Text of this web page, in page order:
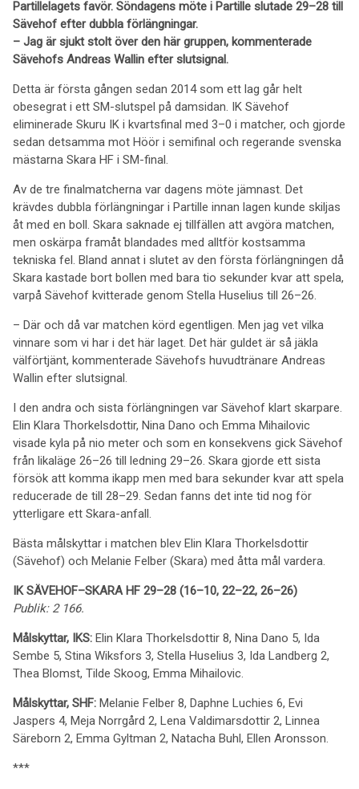
Partillelagets favör. Söndagens möte i Partille slutade 29–28 till
Sävehof efter dubbla förlängningar.
– Jag är sjukt stolt över den här gruppen, kommenterade
Sävehofs Andreas Wallin efter slutsignal.
Detta är första gången sedan 2014 som ett lag går helt
obesegrat i ett SM-slutspel på damsidan. IK Sävehof
eliminerade Skuru IK i kvartsfinal med 3–0 i matcher, och gjorde
sedan detsamma mot Höör i semifinal och regerande svenska
mästarna Skara HF i SM-final.
Av de tre finalmatcherna var dagens möte jämnast. Det
krävdes dubbla förlängningar i Partille innan lagen kunde skiljas
åt med en boll. Skara saknade ej tillfällen att avgöra matchen,
men oskärpa framåt blandades med alltför kostsamma
tekniska fel. Bland annat i slutet av den första förlängningen då
Skara kastade bort bollen med bara tio sekunder kvar att spela,
varpå Sävehof kvitterade genom Stella Huselius till 26–26.
– Där och då var matchen körd egentligen. Men jag vet vilka
vinnare som vi har i det här laget. Det här guldet är så jäkla
välförtjänt, kommenterade Sävehofs huvudtränare Andreas
Wallin efter slutsignal.
I den andra och sista förlängningen var Sävehof klart skarpare.
Elin Klara Thorkelsdottir, Nina Dano och Emma Mihailovic
visade kyla på nio meter och som en konsekvens gick Sävehof
från likaläge 26–26 till ledning 29–26. Skara gjorde ett sista
försök att komma ikapp men med bara sekunder kvar att spela
reducerade de till 28–29. Sedan fanns det inte tid nog för
ytterligare ett Skara-anfall.
Bästa målskyttar i matchen blev Elin Klara Thorkelsdottir
(Sävehof) och Melanie Felber (Skara) med åtta mål vardera.
IK SÄVEHOF–SKARA HF 29–28 (16–10, 22–22, 26–26)
Publik: 2 166.
Målskyttar, IKS: Elin Klara Thorkelsdottir 8, Nina Dano 5, Ida
Sembe 5, Stina Wiksfors 3, Stella Huselius 3, Ida Landberg 2,
Thea Blomst, Tilde Skoog, Emma Mihailovic.
Målskyttar, SHF: Melanie Felber 8, Daphne Luchies 6, Evi
Jaspers 4, Meja Norrgård 2, Lena Valdimarsdottir 2, Linnea
Säreborn 2, Emma Gyltman 2, Natacha Buhl, Ellen Aronsson.
***